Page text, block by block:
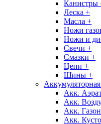
Канистры
Леска +
Масла +
Ножи
Ножи и
Свечи +
Смазки +
Цепи +
Шины +
Акк.
Акк.
Акк.
Акк.